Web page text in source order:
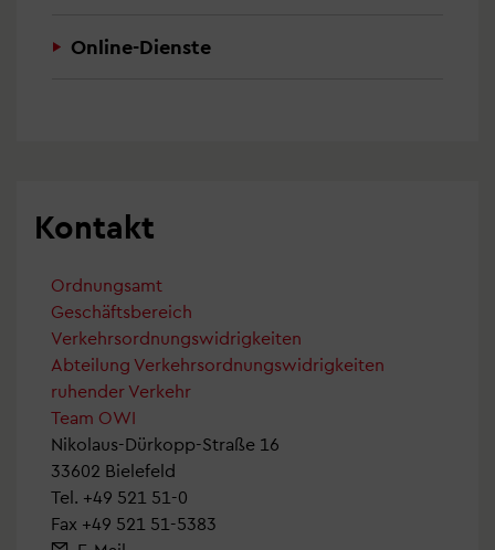
Online-Dienste
Kontakt
Ordnungsamt
Geschäftsbereich
Verkehrsordnungswidrigkeiten
Abteilung Verkehrsordnungswidrigkeiten
ruhender Verkehr
Team OWI
Nikolaus-Dürkopp-Straße 16
33602 Bielefeld
Tel. +49 521 51-0
Fax +49 521 51-5383